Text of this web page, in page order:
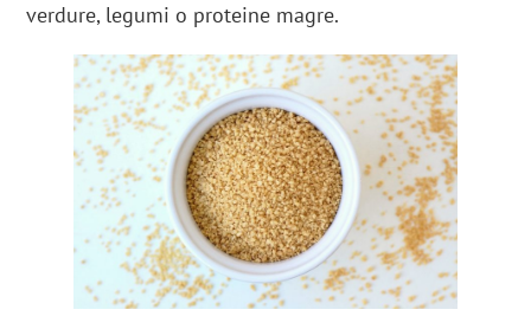
verdure, legumi o proteine magre.